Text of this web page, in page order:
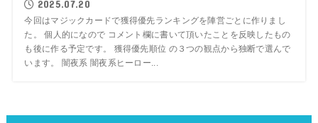
2025.07.20
今回はマジックカードで獲得優先ランキングを陣営ごとに作りまし
た。 個人的になので コメント欄に書いて頂いたことを反映したもの
も後に作る予定です。 獲得優先順位 の３つの観点から独断で選んで
います。 闇夜系 闇夜系ヒーロー...